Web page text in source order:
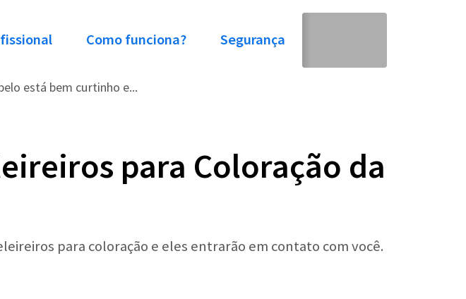
Como funciona? Segurança
está bem curtinho e...
para Coloração da
para coloração e eles entrarão em contato com você.